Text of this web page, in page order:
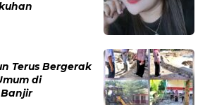
Terus Bergerak
di